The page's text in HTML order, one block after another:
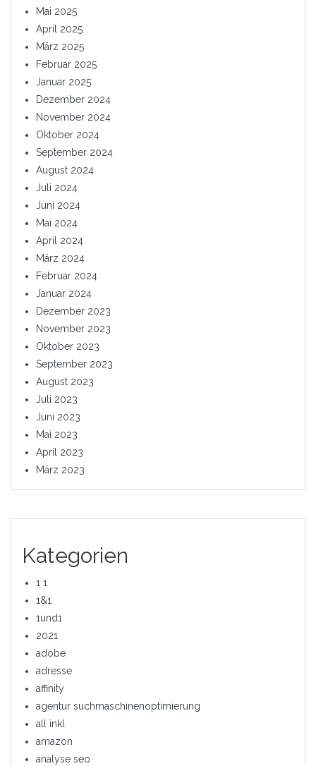
Mai 2025
April 2025
März 2025
Februar 2025
Januar 2025
Dezember 2024
November 2024
Oktober 2024
September 2024
August 2024
Juli 2024
Juni 2024
Mai 2024
April 2024
März 2024
Februar 2024
Januar 2024
Dezember 2023
November 2023
Oktober 2023
September 2023
August 2023
Juli 2023
Juni 2023
Mai 2023
April 2023
März 2023
Kategorien
1 1
1&1
1und1
2021
adobe
adresse
affinity
agentur suchmaschinenoptimierung
all inkl
amazon
analyse seo